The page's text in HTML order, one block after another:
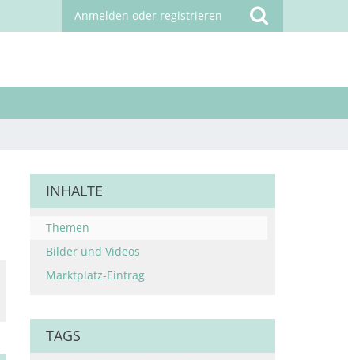
Anmelden oder registrieren
INHALTE
Themen
Bilder und Videos
Marktplatz-Eintrag
TAGS